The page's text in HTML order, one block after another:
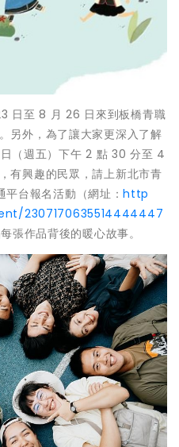
日至 8 月 26 日來到板橋青職
另外，為了讓大家更深入了解
（週五）下午 2 點 30 分至 4
有興趣的民眾，請上新北市青
台報名活動（網址：http
2307170635514444447
張作品背後的暖心故事。